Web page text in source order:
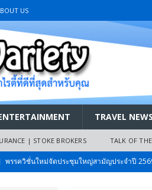
US
TRAVEL NEWS
| STOKE BROKERS TALK OF
พรรควิชั่นใหม่จัดประชุมใหญ่สามัญประจำปี